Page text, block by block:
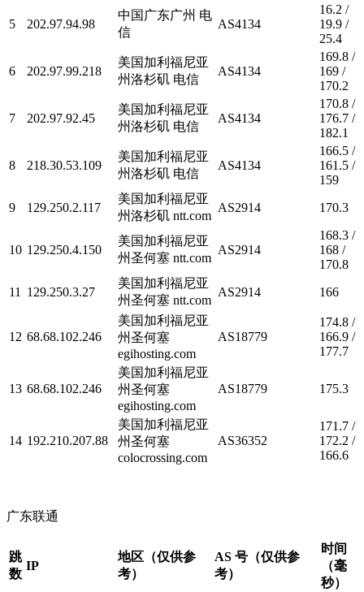
5 202.97.94.98
中国广东广州 电
信
AS4134
16.2 /
19.9 /
25.4
6 202.97.99.218
美国加利福尼亚
州洛杉矶 电信
AS4134
169.8 /
169 /
170.2
7 202.97.92.45
美国加利福尼亚
州洛杉矶 电信
AS4134
170.8 /
176.7 /
182.1
8 218.30.53.109
美国加利福尼亚
州洛杉矶 电信
AS4134
166.5 /
161.5 /
159
9
129.250.2.117
美国加利福尼亚
州洛杉矶 ntt.com
AS2914 170.3
10 129.250.4.150
美国加利福尼亚
州圣何塞 ntt.com
AS2914
168.3 /
168 /
170.8
11
129.250.3.27
美国加利福尼亚
州圣何塞 ntt.com
AS2914 166
12 68.68.102.246
美国加利福尼亚
州圣何塞
egihosting.com
AS18779
174.8 /
166.9 /
177.7
13 68.68.102.246
美国加利福尼亚
州圣何塞
egihosting.com
AS18779 175.3
14 192.210.207.88
美国加利福尼亚
州圣何塞
colocrossing.com
AS36352
171.7 /
172.2 /
166.6
广东联通
跳
数
IP
地区（仅供参
考）
AS 号（仅供参
考）
时间
（毫
秒）